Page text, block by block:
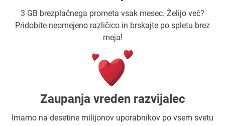
3 GB brezplačnega prometa vsak mesec. Želijo več?
Pridobite neomejeno različico in brskajte po spletu brez
meja!
Zaupanja vreden razvijalec
Imamo na desetine milijonov uporabnikov po vsem svetu